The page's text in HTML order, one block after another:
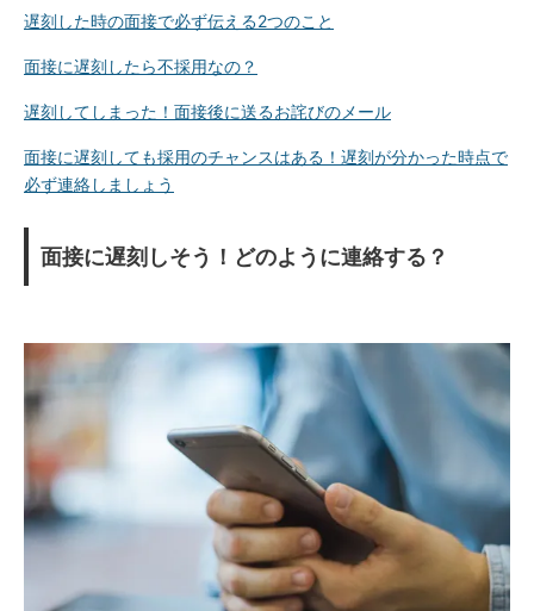
遅刻した時の面接で必ず伝える2つのこと
面接に遅刻したら不採用なの？
遅刻してしまった！面接後に送るお詫びのメール
面接に遅刻しても採用のチャンスはある！遅刻が分かった時点で
必ず連絡しましょう
面接に遅刻しそう！どのように連絡する？